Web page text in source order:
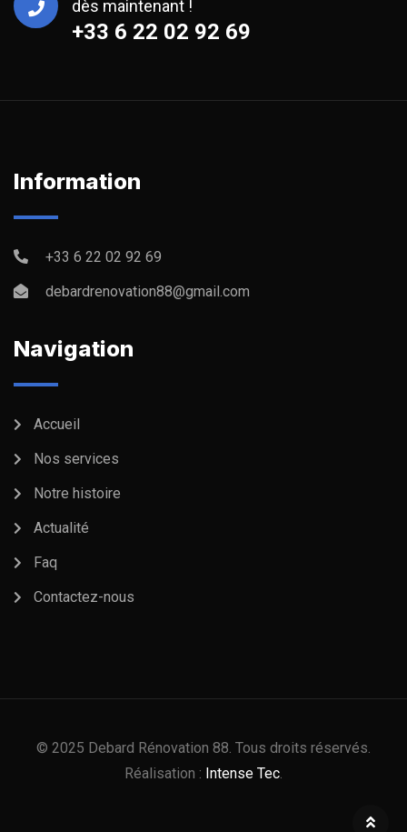
dès maintenant !
+33 6 22 02 92 69
Information
+33 6 22 02 92 69
debardrenovation88@gmail.com
Navigation
Accueil
Nos services
Notre histoire
Actualité
Faq
Contactez-nous
© 2025 Debard Rénovation 88. Tous droits réservés.
Réalisation : Intense Tec.